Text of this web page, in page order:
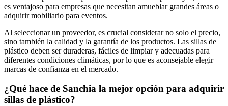
es ventajoso para empresas que necesitan amueblar grandes áreas o
adquirir mobiliario para eventos.
Al seleccionar un proveedor, es crucial considerar no solo el precio,
sino también la calidad y la garantía de los productos. Las sillas de
plástico deben ser duraderas, fáciles de limpiar y adecuadas para
diferentes condiciones climáticas, por lo que es aconsejable elegir
marcas de confianza en el mercado.
¿Qué hace de Sanchia la mejor opción para adquirir
sillas de plástico?